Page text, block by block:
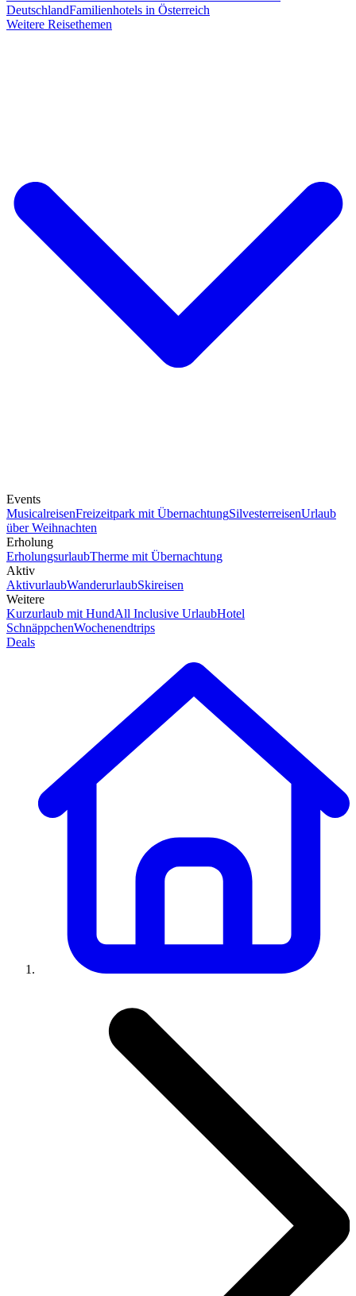
DeutschlandFamilienhotels in Österreich
Weitere Reisethemen
Events
MusicalreisenFreizeitpark mit ÜbernachtungSilvesterreisenUrlaub
über Weihnachten
Erholung
ErholungsurlaubTherme mit Übernachtung
Aktiv
AktivurlaubWanderurlaubSkireisen
Weitere
Kurzurlaub mit HundAll Inclusive UrlaubHotel
SchnäppchenWochenendtrips
Deals